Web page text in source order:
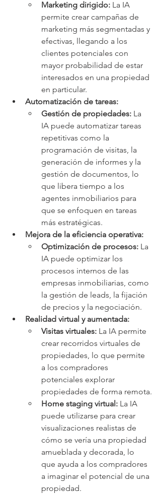
Marketing dirigido: La IA
permite crear campañas de
marketing más segmentadas y
efectivas, llegando a los
clientes potenciales con
mayor probabilidad de estar
interesados en una propiedad
en particular.
Automatización de tareas:
Gestión de propiedades: La
IA puede automatizar tareas
repetitivas como la
programación de visitas, la
generación de informes y la
gestión de documentos, lo
que libera tiempo a los
agentes inmobiliarios para
que se enfoquen en tareas
más estratégicas.
Mejora de la eficiencia operativa:
Optimización de procesos: La
IA puede optimizar los
procesos internos de las
empresas inmobiliarias, como
la gestión de leads, la fijación
de precios y la negociación.
Realidad virtual y aumentada:
Visitas virtuales: La IA permite
crear recorridos virtuales de
propiedades, lo que permite
a los compradores
potenciales explorar
propiedades de forma remota.
Home staging virtual: La IA
puede utilizarse para crear
visualizaciones realistas de
cómo se vería una propiedad
amueblada y decorada, lo
que ayuda a los compradores
a imaginar el potencial de una
propiedad.